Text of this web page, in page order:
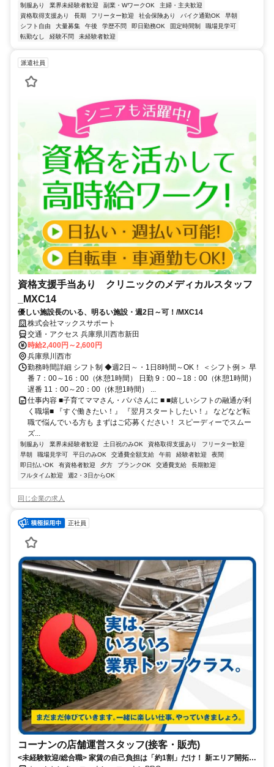
制服あり 業界未経験者歓迎 副業・WワークOK
主婦・主夫歓迎
資格取得支援あり
長期 フリーター歓迎 社会保険あり バイク通勤OK
早朝
シフト自由
大量募集 午後 学歴不問 即日勤務OK 固定時間制
職場見学可
転勤なし
経験不問 未経験者歓迎
派遣社員
資格支援手当あり クリニックのメディカルスタッフ
_MXC14
優しい施設長のいる、明るい施設・週2日～可！/MXC14
株式会社マックスサポート
交通・アクセス 兵庫県川西市新田
時給2,400円～2,600円
兵庫県川西市
勤務時間詳細 シフト制 ◆週2日～・1日8時間～OK！ ＜シフト例＞ 早
番 7：00～16：00（休憩1時間） 日勤 9：00～18：00（休憩1時間）
遅番 11：00～20：00（休憩1時間） ...
仕事内容 ■子育てママさん・パパさんに ■ ■嬉しいシフトの融通が利
く職場■ 『すぐ働きたい！』 『翌月スタートしたい！』 などなど転
職で悩んでいる方も まずはご応募ください！ スピーディーでスムー
ズ...
制服あり 業界未経験者歓迎 土日祝のみOK 資格取得支援あり
フリーター歓迎
早朝
職場見学可 平日のみOK 交通費全額支給 午前 経験者歓迎
夜間
即日払いOK
有資格者歓迎 夕方 ブランクOK 交通費支給
長期歓迎
フルタイム歓迎
週2・3日からOK
同じ企業の求人
正社員
コーナンの店舗運営スタッフ(接客・販売)
<未経験歓迎/総合職> 家賃の自己負担は「約1割」だけ！ 新エリア開拓